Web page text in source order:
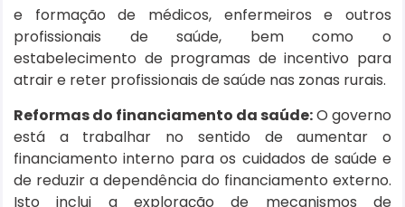
e formação de médicos, enfermeiros e outros
profissionais de saúde, bem como o
estabelecimento de programas de incentivo para
atrair e reter profissionais de saúde nas zonas rurais.
Reformas do financiamento da saúde:O governo
está a trabalhar no sentido de aumentar o
financiamento interno para os cuidados de saúde e
de reduzir a dependência do financiamento externo.
Isto inclui a exploração de mecanismos de